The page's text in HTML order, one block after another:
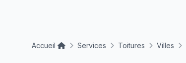
Accueil Services Toitures Villes